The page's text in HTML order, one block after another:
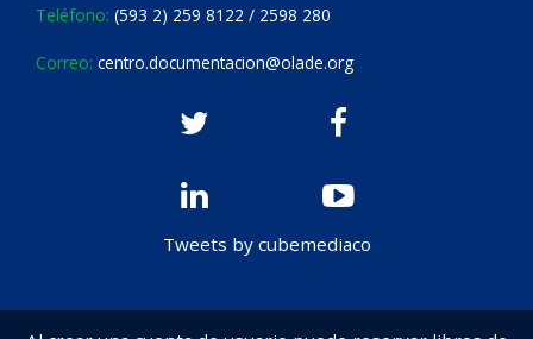
Teléfono: (593 2) 259 8122 / 2598 280
Correo: centro.documentacion@olade.org
Tweets by cubemediaco